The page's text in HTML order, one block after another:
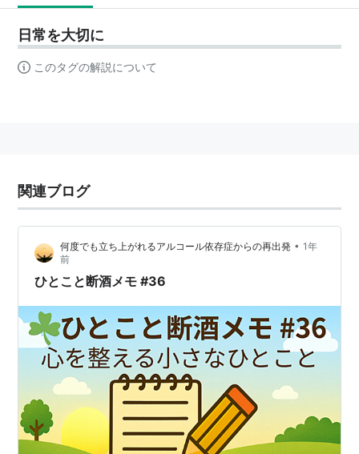
日常を大切に
このタグの解説について
関連ブログ
何度でも立ち上がれるアルコール依存症からの再出発 • 1年
前
ひとこと断酒メモ #36